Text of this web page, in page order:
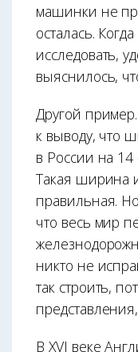
машинки не
осталась.
исследовать,
выяснилось,
Другой
к выводу, что
в России на
Такая ширина
правильная.
что весь мир
никто не
так строить,
В XVI веке